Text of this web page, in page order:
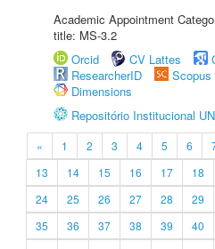
Academic Appointment
title: MS-3.2
Orcid
CV Lattes
ResearcherID
Scopus
Dimensions
Repositório Institucional
« 1 2 3 4 5 6
13
14 15 16 17 18
24
25 26 27 28 29
35
36 37 38 39 40